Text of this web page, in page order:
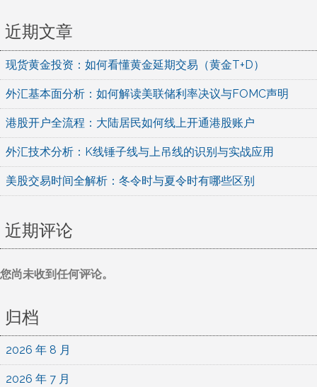
近期文章
现货黄金投资：如何看懂黄金延期交易（黄金T+D）
外汇基本面分析：如何解读美联储利率决议与FOMC声明
港股开户全流程：大陆居民如何线上开通港股账户
外汇技术分析：K线锤子线与上吊线的识别与实战应用
美股交易时间全解析：冬令时与夏令时有哪些区别
近期评论
您尚未收到任何评论。
归档
2026 年 8 月
2026 年 7 月